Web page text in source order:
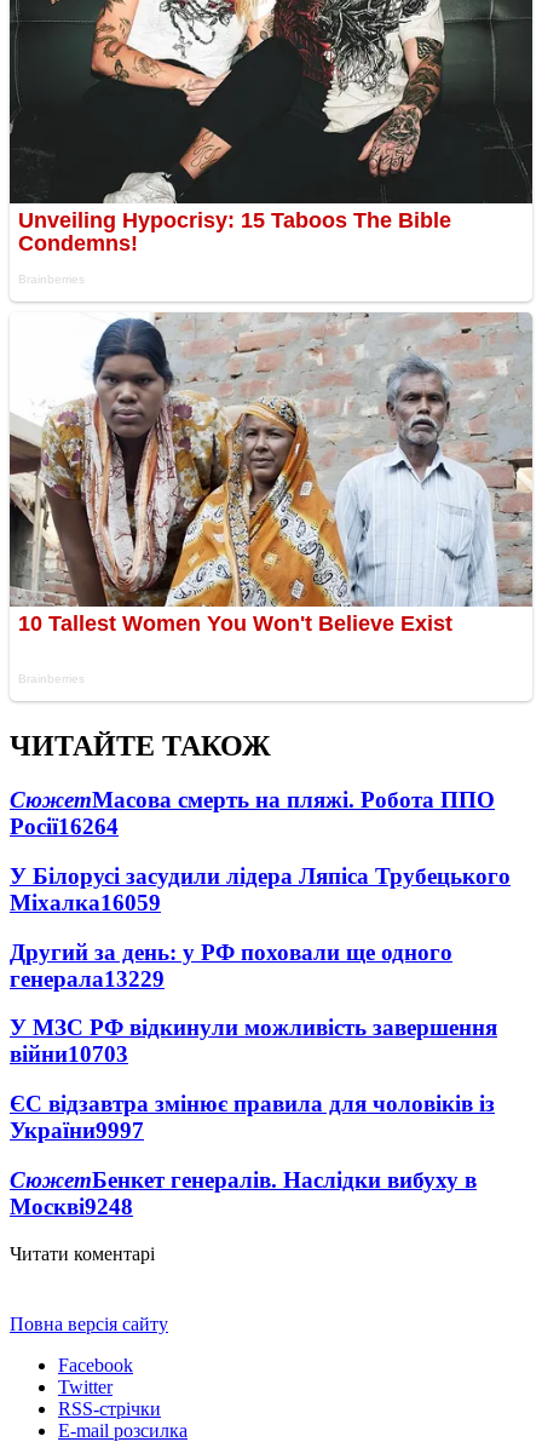
ЧИТАЙТЕ ТАКОЖ
СюжетМасова смерть на пляжі. Робота ППО
Росії16264
У Білорусі засудили лідера Ляпіса Трубецького
Міхалка16059
Другий за день: у РФ поховали ще одного
генерала13229
У МЗС РФ відкинули можливість завершення
війни10703
ЄС відзавтра змінює правила для чоловіків із
України9997
СюжетБенкет генералів. Наслідки вибуху в
Москві9248
Читати коментарі
Повна версія сайту
Facebook
Twitter
RSS-стрічки
E-mail розсилка